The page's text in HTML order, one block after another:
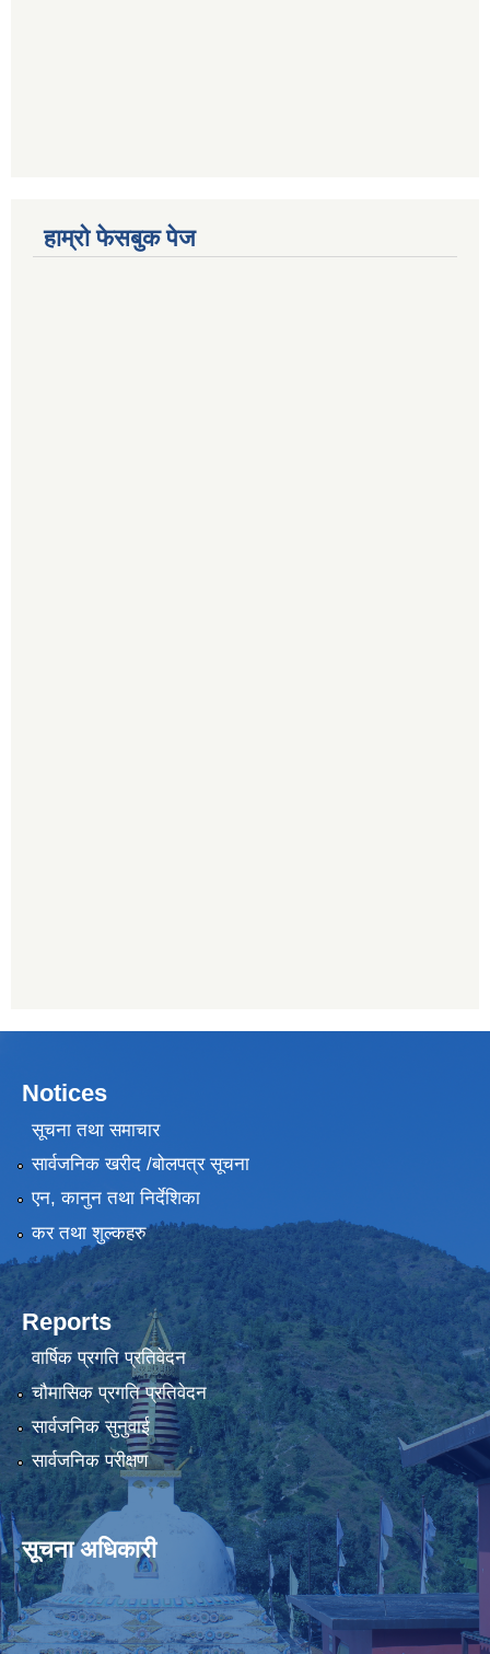
हाम्रो फेसबुक पेज
Notices
सूचना तथा समाचार
सार्वजनिक खरीद /बोलपत्र सूचना
एन, कानुन तथा निर्देशिका
कर तथा शुल्कहरु
Reports
वार्षिक प्रगति प्रतिवेदन
चौमासिक प्रगति प्रतिवेदन
सार्वजनिक सुनुवाई
सार्वजनिक परीक्षण
सूचना अधिकारी